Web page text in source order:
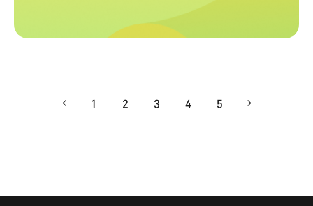
1 2 3 4 5